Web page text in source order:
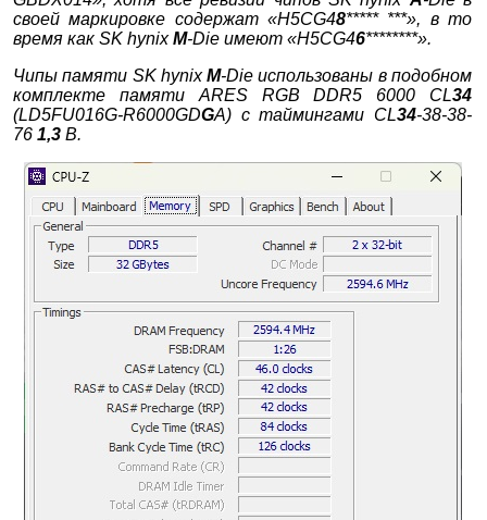
своей маркировке содержат «H5CG48***** ***», в то
время как SK hynixM-Die имеют «H5CG46********».
Чипы памяти SK hynixM-Die использованы вподобном
комплекте памяти ARES RGB DDR5 6000 CL34
(LD5FU016G-R6000GDGA) с таймингами CL34-38-38-
76 1,3 В.